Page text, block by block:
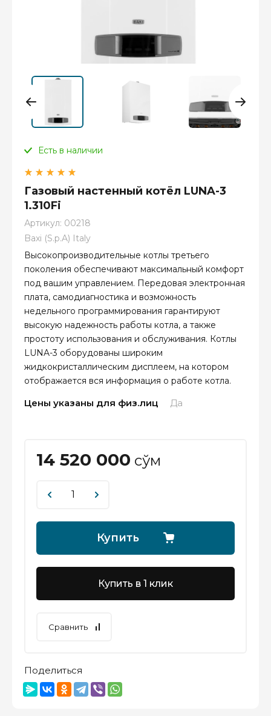
Есть в наличии
Газовый настенный котёл LUNA-3
1.310Fi
Артикул: 00218
Baxi (S.p.A) Italy
Высокопроизводительные котлы третьего
поколения обеспечивают максимальный комфорт
под вашим управлением. Передовая электронная
плата, самодиагностика и возможность
недельного программирования гарантируют
высокую надежность работы котла, а также
простоту использования и обслуживания. Котлы
LUNA-3 оборудованы широким
жидкокристаллическим дисплеем, на котором
отображается вся информация о работе котла.
Цены указаны для физ.лиц Да
14 520 000 сўм
Купить
Купить в 1 клик
Сравнить
Поделиться